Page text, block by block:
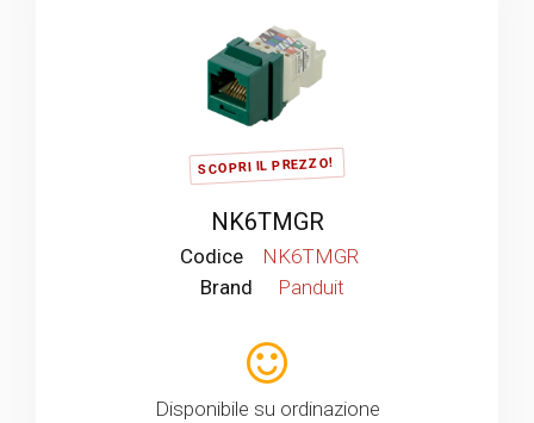
SCOPRI IL PREZZO!
NK6TMGR
Codice
NK6TMGR
Brand
Panduit
Disponibile su ordinazione